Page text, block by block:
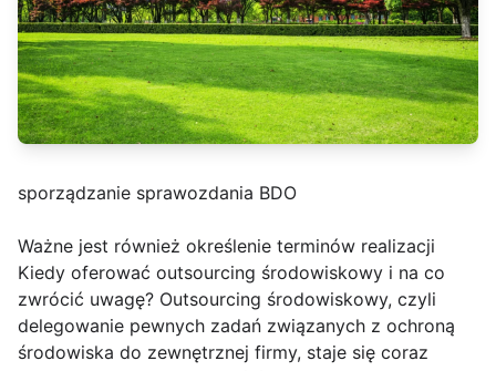
sporządzanie sprawozdania BDO
Ważne jest również określenie terminów realizacji
Kiedy oferować outsourcing środowiskowy i na co
zwrócić uwagę? Outsourcing środowiskowy, czyli
delegowanie pewnych zadań związanych z ochroną
środowiska do zewnętrznej firmy, staje się coraz